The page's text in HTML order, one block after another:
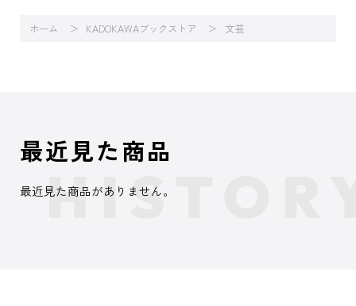
ホーム KADOKAWAブックストア 文芸
最近見た商品
最近見た商品がありません。